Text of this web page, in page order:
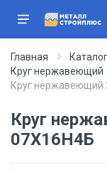
Главная Каталог
Круг нержавеющий
Круг нержавеющий
Круг
07Х16Н4Б